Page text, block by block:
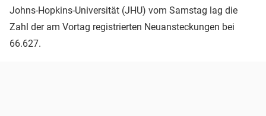
Johns-Hopkins-Universität (JHU) vom Samstag lag die
Zahl der am Vortag registrierten Neuansteckungen bei
66.627.